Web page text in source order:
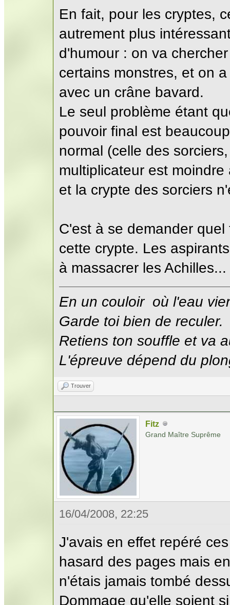
En fait, pour les cryptes,
autrement plus
d'humour : on va
certains monstres, et on
avec un crâne bavard.
Le seul problème étant
pouvoir final est
normal (celle des
multiplicateur est
et la crypte des sorciers
C'est à se demander
cette crypte. Les
à massacrer les Achilles...
En un couloir où l'eau
Garde toi bien de reculer.
Retiens ton souffle et va
L'épreuve dépend du
Trouver
Fitz
Grand Maître Suprême
16/04/2008, 22:25
J'avais en effet repéré
hasard des pages mais
n'étais jamais tombé
Dommage qu'elle soient